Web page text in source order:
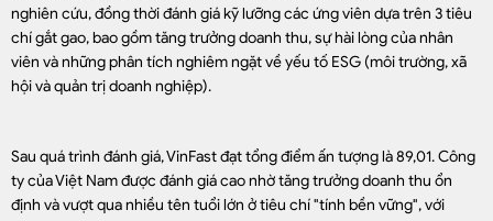
nghiên cứu, đồng thời đánh giá kỹ lưỡng các ứng viên dựa trên 3 tiêu
chí gắt gao, bao gồm tăng trưởng doanh thu, sự hài lòng của nhân
viên và những phân tích nghiêm ngặt về yếu tố ESG (môi trường, xã
hội và quản trị doanh nghiệp).
Sau quá trình đánh giá, VinFast đạt tổng điểm ấn tượng là 89,01. Công
ty của Việt Nam được đánh giá cao nhờ tăng trưởng doanh thu ổn
định và vượt qua nhiều tên tuổi lớn ở tiêu chí "tính bền vững", với